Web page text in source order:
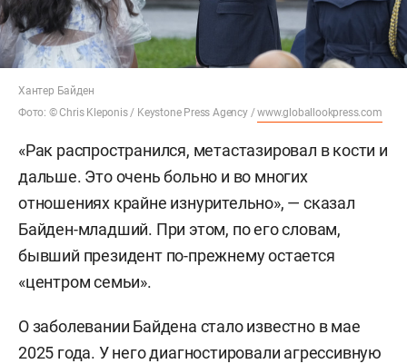
Хантер Байден
Фото: © Chris Kleponis / Keystone Press Agency /www.globallookpress.com
«Рак распространился, метастазировал в кости и
дальше. Это очень больно и во многих
отношениях крайне изнурительно», — сказал
Байден-младший. При этом, по его словам,
бывший президент по-прежнему остается
«центром семьи».
О заболевании Байдена стало известно в мае
2025 года. У него диагностировали агрессивную